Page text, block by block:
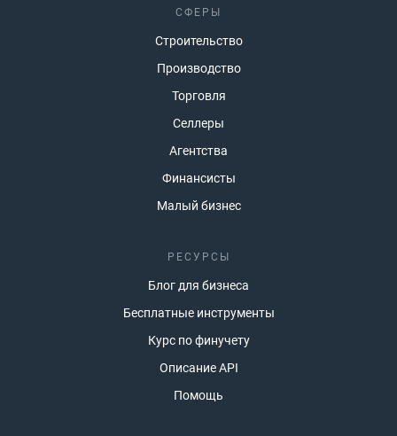
СФЕРЫ
Строительство
Производство
Торговля
Селлеры
Агентства
Финансисты
Малый бизнес
РЕСУРСЫ
Блог для бизнеса
Бесплатные инструменты
Курс по финучету
Описание API
Помощь